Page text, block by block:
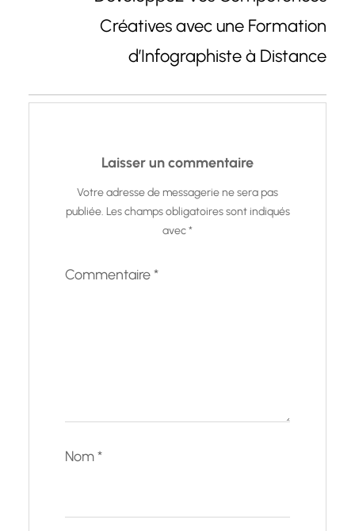
Créatives avec une Formation
d’Infographiste à Distance
Laisser un commentaire
Votre adresse de messagerie ne sera pas
publiée. Les champs obligatoires sont indiqués
avec*
Commentaire*
Nom*